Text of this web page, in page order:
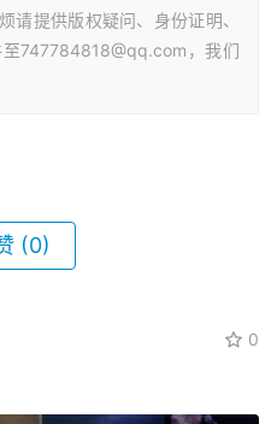
请提供版权疑问、身份证明、
747784818@qq.com，我们
(0)
0